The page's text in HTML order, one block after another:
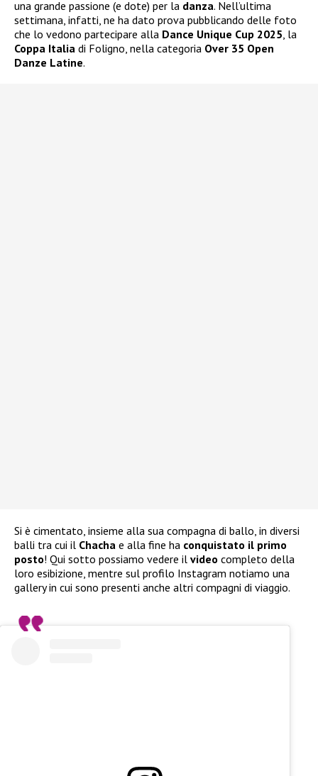
una grande passione (e dote) per la danza. Nell’ultima
settimana, infatti, ne ha dato prova pubblicando delle foto
che lo vedono partecipare alla Dance Unique Cup 2025 , la
Coppa Italia di Foligno, nella categoria Over 35 Open
Danze Latine.
Si è cimentato, insieme alla sua compagna di ballo, in diversi
balli tra cui il Chacha e alla fine ha conquistato il primo
posto! Qui sotto possiamo vedere il video completo della
loro esibizione, mentre sul profilo Instagram notiamo una
gallery in cui sono presenti anche altri compagni di viaggio.